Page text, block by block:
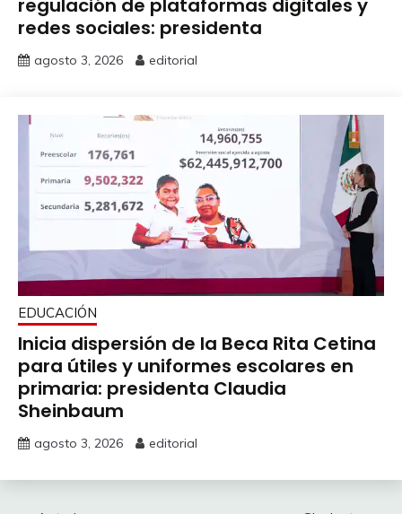
regulación de plataformas digitales y
redes sociales: presidenta
agosto 3, 2026 editorial
EDUCACIÓN
Inicia dispersión de la Beca Rita Cetina
para útiles y uniformes escolares en
primaria: presidenta Claudia
Sheinbaum
agosto 3, 2026 editorial